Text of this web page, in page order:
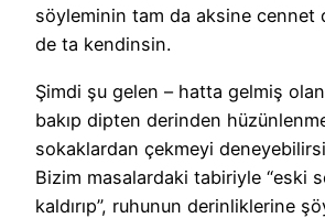
söyleminin tam da aksine cennet
de ta kendinsin.
Şimdi şu gelen – hatta gelmiş
bakıp dipten derinden
sokaklardan çekmeyi
Bizim masalardaki tabiriyle “eski
kaldırıp”, ruhunun derinliklerine